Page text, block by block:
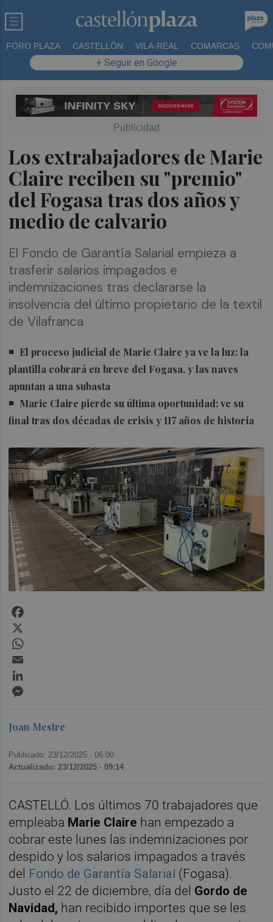
FORO PLAZA CASTELLÓN VILA-REAL COMARCAS
+ Seguir en Google
Los extrabajadores de Marie
Claire reciben su "premio"
del Fogasa tras dos años y
medio de calvario
El Fondo de Garantía Salarial empieza a
trasferir salarios impagados e
indemnizaciones tras declararse la
insolvencia del último propietario de la textil
de Vilafranca
El proceso judicial de Marie Claire ya ve la luz: la
plantilla cobrará en breve del Fogasa, y las naves
apuntan a una subasta
Marie Claire pierde su última oportunidad: ve su
final tras dos décadas de crisis y 117 años de historia
Joan Mestre
Publicado: 23/12/2025 ·06:00
Actualizado: 23/12/2025 · 09:14
CASTELLÓ. Los últimos 70 trabajadores que
empleaba Marie Claire han empezado a
cobrar este lunes las indemnizaciones por
despido y los salarios impagados a través
del Fondo de Garantía Salarial (Fogasa).
Justo el 22 de diciembre, día del Gordo de
Navidad, han recibido importes que se les